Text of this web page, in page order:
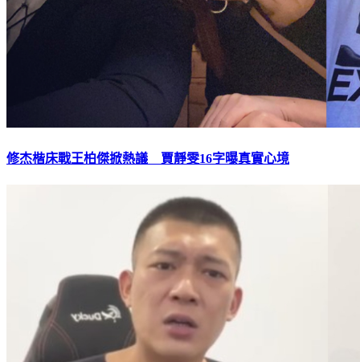
修杰楷床戰王柏傑掀熱議 賈靜雯16字曝真實心境